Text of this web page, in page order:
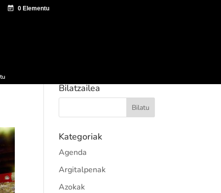
Bilatzailea
Kategoriak
Agenda
Argitalpenak
Azokak